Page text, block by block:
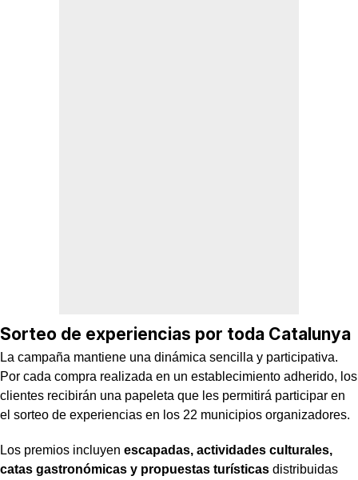
Sorteo de experiencias por toda Catalunya
La campaña mantiene una dinámica sencilla y participativa.
Por cada compra realizada en un establecimiento adherido, los
clientes recibirán una papeleta que les permitirá participar en
el sorteo de experiencias en los 22 municipios organizadores.
Los premios incluyen escapadas, actividades culturales,
catas gastronómicas y propuestas turísticas distribuidas